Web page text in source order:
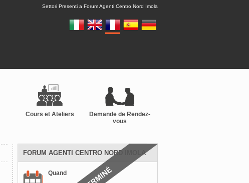
Settori Presenti a Forum Agenti Centro Nord Imola
Cours et Ateliers
Demande de Rendez-
vous
FORUM AGENTI CENTRO NORD IMOLA
Quand